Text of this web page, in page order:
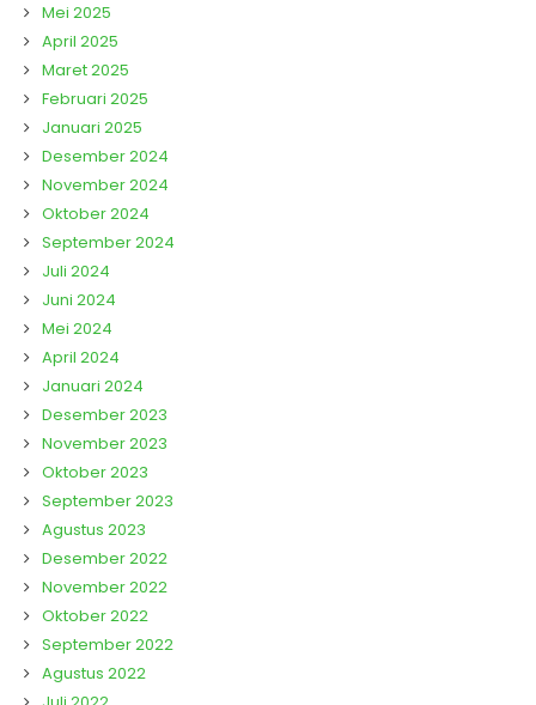
Mei 2025
April 2025
Maret 2025
Februari 2025
Januari 2025
Desember 2024
November 2024
Oktober 2024
September 2024
Juli 2024
Juni 2024
Mei 2024
April 2024
Januari 2024
Desember 2023
November 2023
Oktober 2023
September 2023
Agustus 2023
Desember 2022
November 2022
Oktober 2022
September 2022
Agustus 2022